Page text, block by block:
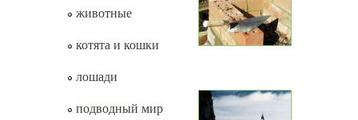
животные
котята и кошки
лошади
подводный мир